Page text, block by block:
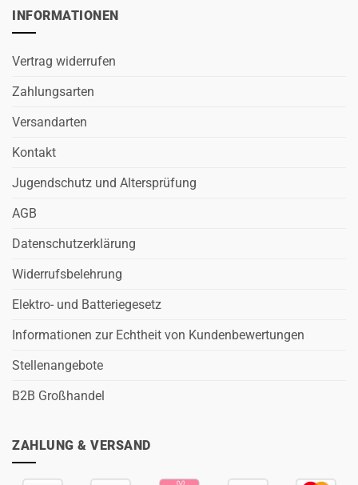
INFORMATIONEN
Vertrag widerrufen
Zahlungsarten
Versandarten
Kontakt
Jugendschutz und Altersprüfung
AGB
Datenschutzerklärung
Widerrufsbelehrung
Elektro- und Batteriegesetz
Informationen zur Echtheit von Kundenbewertungen
Stellenangebote
B2B Großhandel
ZAHLUNG & VERSAND